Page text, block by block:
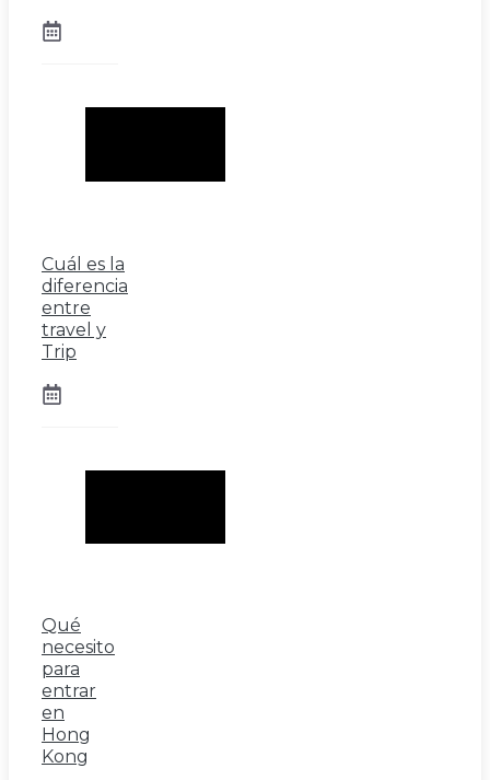
Cuál es la
diferencia
entre
travel y
Trip
Qué
necesito
para
entrar
en
Hong
Kong